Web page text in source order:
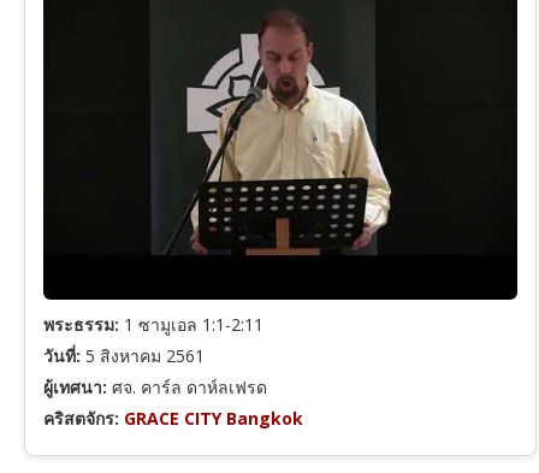
2 ซามูเอล
2 พงศ์กษัตริย์
พระธรรม: 1 ซามูเอล 1:1-2:11
วันที่: 5 สิงหาคม 2561
ผู้เทศนา: ศจ. คาร์ล ดาห์ลเฟรด
คริสตจักร: GRACE CITY Bangkok